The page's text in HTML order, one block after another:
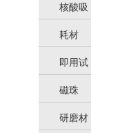
料
核酸吸
附柱
耗材
即用试
剂
磁珠
研磨材